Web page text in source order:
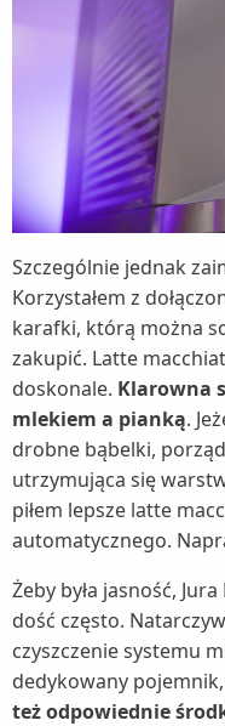
Szczególnie jednak
Korzystałem z
karafki, którą można
zakupić. Latte
doskonale. Klarowna
mlekiem a pianką.
drobne bąbelki,
utrzymująca się
piłem lepsze latte
automatycznego.
Żeby była jasność,
dość często.
czyszczenie systemu
dedykowany
też odpowiednie